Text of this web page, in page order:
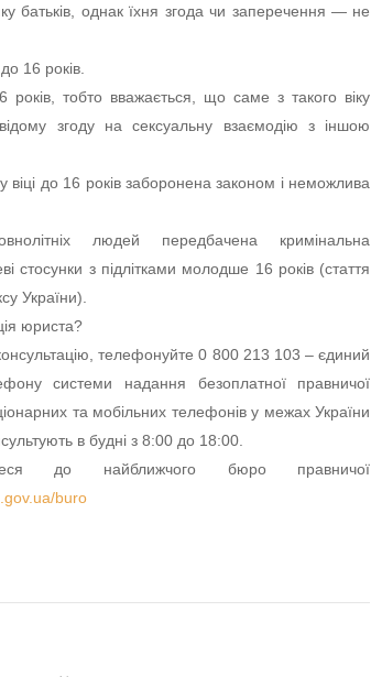
батьків, однак їхня згода чи заперечення — не
16 років.
років, тобто вважається, що саме з такого віку
згоду на сексуальну взаємодію з іншою
до 16 років заборонена законом і неможлива
людей передбачена кримінальна
стосунки з підлітками молодше 16 років (стаття
України).
юриста?
телефонуйте 0 800 213 103 – єдиний
системи надання безоплатної правничої
та мобільних телефонів у межах України
в будні з 8:00 до 18:00.
до найближчого бюро правничої
buro